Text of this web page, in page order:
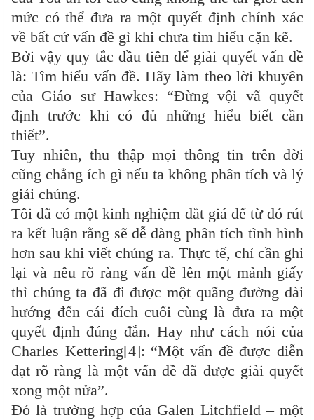
mức có thể đưa ra một quyết định chính xác
về bất cứ vấn đề gì khi chưa tìm hiểu cặn kẽ.
Bởi vậy quy tắc đầu tiên để giải quyết vấn đề
là: Tìm hiểu vấn đề. Hãy làm theo lời khuyên
của Giáo sư Hawkes: “Đừng vội vã quyết
định trước khi có đủ những hiểu biết cần
thiết”.
Tuy nhiên, thu thập mọi thông tin trên đời
cũng chẳng ích gì nếu ta không phân tích và lý
giải chúng.
Tôi đã có một kinh nghiệm đắt giá để từ đó rút
ra kết luận rằng sẽ dễ dàng phân tích tình hình
hơn sau khi viết chúng ra. Thực tế, chỉ cần ghi
lại và nêu rõ ràng vấn đề lên một mảnh giấy
thì chúng ta đã đi được một quãng đường dài
hướng đến cái đích cuối cùng là đưa ra một
quyết định đúng đắn. Hay như cách nói của
Charles Kettering[4]: “Một vấn đề được diễn
đạt rõ ràng là một vấn đề đã được giải quyết
xong một nửa”.
Đó là trường hợp của Galen Litchfield – một